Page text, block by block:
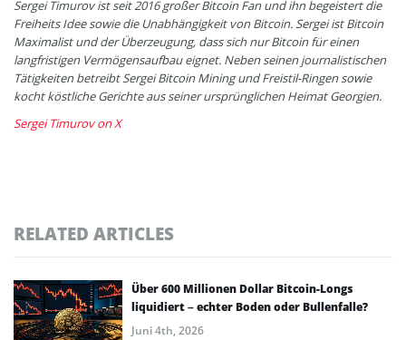
Sergei Timurov ist seit 2016 großer Bitcoin Fan und ihn begeistert die
Freiheits Idee sowie die Unabhängigkeit von Bitcoin. Sergei ist Bitcoin
Maximalist und der Überzeugung, dass sich nur Bitcoin für einen
langfristigen Vermögensaufbau eignet. Neben seinen journalistischen
Tätigkeiten betreibt Sergei Bitcoin Mining und Freistil-Ringen sowie
kocht köstliche Gerichte aus seiner ursprünglichen Heimat Georgien.
Sergei Timurov on X
RELATED ARTICLES
Über 600 Millionen Dollar Bitcoin-Longs
liquidiert – echter Boden oder Bullenfalle?
Juni 4th, 2026